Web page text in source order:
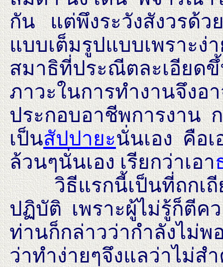
กัน แต่พึงระวังสังวรด้ว
แบบเต็มรูปแบบเพราะง่
สมาธิที่ประณีตละเอียด
ภาวะในการทำงานจึงอ
ประกอบอาชีพการงาน
เป็นสัปปายะนั่นเอง คือ
ล้วนๆนั่นเอง เรียกว่าเอา
วิธีแรกนี้เป็นที่ถกเถีย
ปฏิบัติ เพราะผู้ไม่รู้ก็ตีค
ท่านก็กล่าวว่ากำลังไม่
ว่าทำง่ายๆจึงแลว่าไม่ส